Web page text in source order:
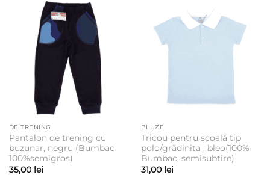
DE TRENING
Pantalon de trening cu
buzunar, negru (Bumbac
100%semigros)
35,00 lei
BLUZE
Tricou pentru școală tip
polo/grădinita , bleo(100%
Bumbac, semisubtire)
31,00 lei